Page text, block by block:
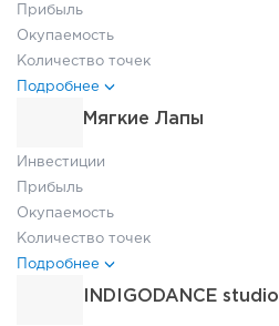
Прибыль
Окупаемость
Количество точек
Подробнее
Мягкие Лапы
Инвестиции
Прибыль
Окупаемость
Количество точек
Подробнее
INDIGODANCE studio